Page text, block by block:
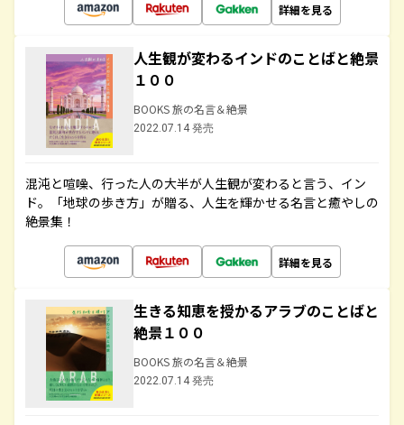
詳細を見る
人生観が変わるインドのことばと絶景
１００
BOOKS 旅の名言＆絶景
2022.07.14 発売
混沌と喧噪、行った人の大半が人生観が変わると言う、イン
ド。「地球の歩き方」が贈る、人生を輝かせる名言と癒やしの
絶景集！
詳細を見る
生きる知恵を授かるアラブのことばと
絶景１００
BOOKS 旅の名言＆絶景
2022.07.14 発売